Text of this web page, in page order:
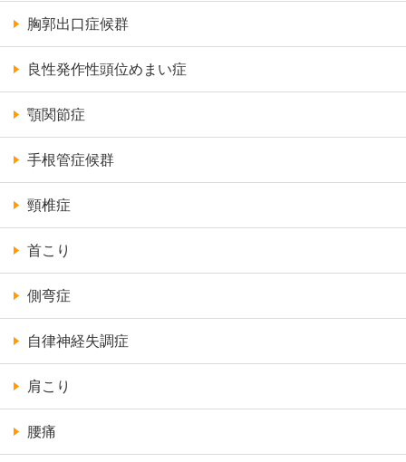
胸郭出口症候群
良性発作性頭位めまい症
顎関節症
手根管症候群
頸椎症
首こり
側弯症
自律神経失調症
肩こり
腰痛